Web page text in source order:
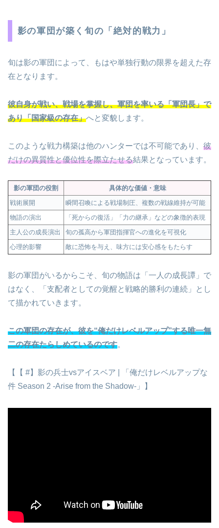
影の軍団が築く旬の「絶対的戦力」
旬は影の軍団によって、もはや単独行動の限界を超えた存
在となります。
彼自身が戦い、戦場を掌握し、軍団を率いる「軍団長」で
あり「国家級の存在」へと変貌します。
このような戦力構築は他のハンターでは不可能であり、 彼
だけの異質性と優位性を際立たせる結果となっています。
影の軍団の役割
具体的な価値・意味
戦術展開
瞬間召喚による戦場制圧、複数の戦線維持が可能
物語の演出
「死からの復活」「力の継承」などの象徴的表現
主人公の成長演出
旬の孤高から軍団指揮官への進化を可視化
心理的影響
敵に恐怖を与え、味方には安心感をもたらす
影の軍団がいるからこそ、旬の物語は「一人の成長譚」で
はなく、「支配者としての覚醒と戦略的勝利の連続」とし
て描かれていきます。
この軍団の存在が、彼を“俺だけレベルアップ”する唯一無
二の存在たらしめているのです。
【【 #】影の兵士vsアイスベア | 「俺だけレベルアップな
件 Season 2 -Arise from the Shadow-」】